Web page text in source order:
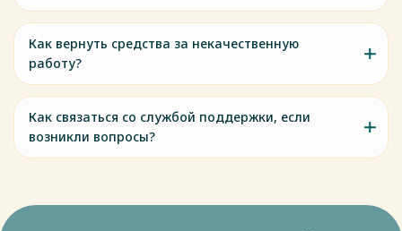
Как вернуть средства за некачественную
работу?
Как связаться со службой поддержки, если
возникли вопросы?